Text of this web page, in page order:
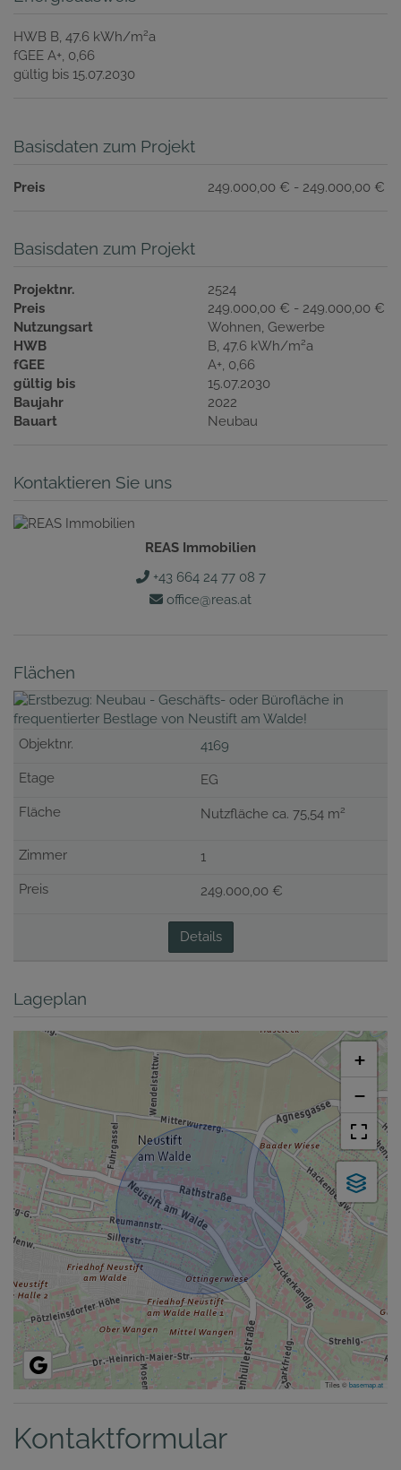
HWB B, 47.6 kWh/m2a
fGEE A+, 0,66
gültig bis 15.07.2030
Basisdaten zum Projekt
Preis 249.000,00 € - 249.000,00 €
Basisdaten zum Projekt
Projektnr.
2524
Preis
249.000,00 € - 249.000,00 €
Nutzungsart
Wohnen Gewerbe
HWB
B, 47.6 kWh/m2a
fGEE
A+, 0,66
gültig bis
15.07.2030
Baujahr
2022
Bauart
Neubau
Kontaktieren Sie uns
REAS Immobilien
+43 664 24 77 08 7
office@reas.at
Flächen
4169
EG
Nutzfläche ca. 75,54 m2
1
249.000,00 €
Details
Lageplan
+
−
Tiles ©basemap.at
Kontaktformular